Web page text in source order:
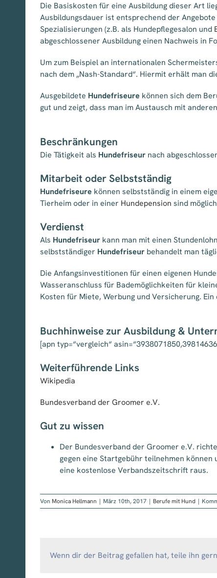
Die Basiskosten für eine Ausbildung dieser Art
Ausbildungsdauer ist entsprechend der
Spezialisierungen (z.B. als Hundepflegesalon und
abgeschlossener Ausbildung einen Nachweis in
Um zum Beispiel an internationalen
nach dem „Nash-Standard“. Hiermit erhält man
Ausgebildete Hundefriseure können sich dem
gut und zeigt, dass man im Austausch mit anderen
Beschränkungen
Die Tätigkeit als Hundefriseur nach
Mitarbeit oder Selbstständig
Hundefriseure können selbstständig in einem
Tierheim oder in einer Hundepension sind
Verdienst
Als Hundefriseur kann man mit einen
selbstständiger Hundefriseur behandelt man
Die Anfangsinvestitionen für einen eigenen
Wasseranschluss für Bademöglichkeiten für
Kosten für Miete, Werbung und Versicherung.
Buchhinweise zur Ausbildung &
[apn typ=“vergleich“
Weiterführende Links
Wikipedia
Bundesverband der Groomer e.V.
Gut zu wissen
Der Bundesverband der Groomer e.V.
gegen eine Startgebühr teilnehmen
eine kostenlose Verbandszeitschrift raus.
Von Monica Hellmann | März 10th, 2017 | Berufe mit Hund |
Wenn dir der Beitrag gefallen hat, teile ihn